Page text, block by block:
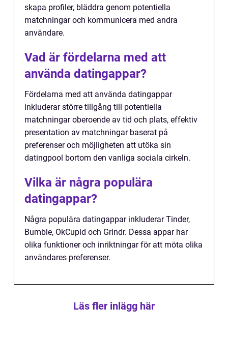
skapa profiler, bläddra genom potentiella
matchningar och kommunicera med andra
användare.
Vad är fördelarna med att
använda datingappar?
Fördelarna med att använda datingappar
inkluderar större tillgång till potentiella
matchningar oberoende av tid och plats, effektiv
presentation av matchningar baserat på
preferenser och möjligheten att utöka sin
datingpool bortom den vanliga sociala cirkeln.
Vilka är några populära
datingappar?
Några populära datingappar inkluderar Tinder,
Bumble, OkCupid och Grindr. Dessa appar har
olika funktioner och inriktningar för att möta olika
användares preferenser.
Läs fler inlägg här